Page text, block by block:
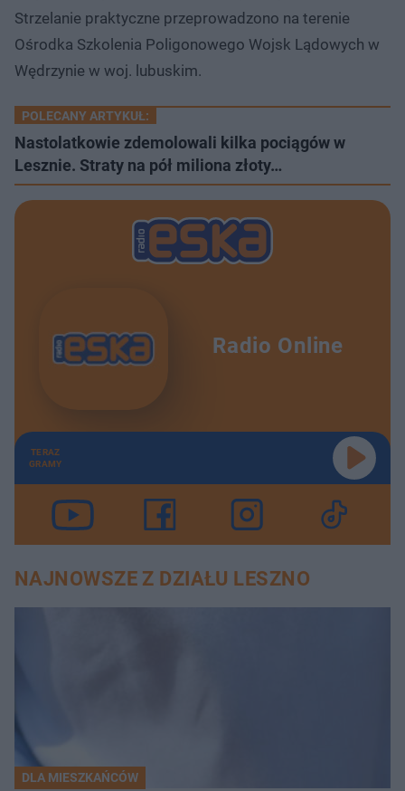
Strzelanie praktyczne przeprowadzono na terenie
Ośrodka Szkolenia Poligonowego Wojsk Lądowych w
Wędrzynie w woj. lubuskim.
POLECANY ARTYKUŁ:
Nastolatkowie zdemolowali kilka pociągów w
Lesznie. Straty na pół miliona złoty…
Radio Online
TERAZ
GRAMY
NAJNOWSZE Z DZIAŁU LESZNO
DLA MIESZKAŃCÓW